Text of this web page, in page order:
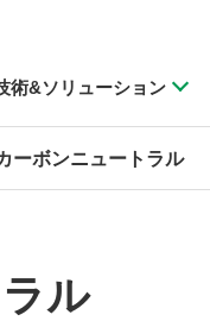
術&ソリューション
ーボンニュートラル
ル